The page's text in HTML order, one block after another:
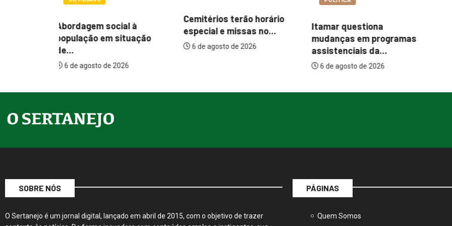
especial e missas no...
Itamar questiona
mudanças em programas
assistenciais da...
Abordagem social à
população em situação
de...
6 de agosto de 2026
SOBRE NÓS
O Sertanejo é um jornal digital, lançado em abril de 2015, com o objetivo de trazer
PÁGINAS
Quem Somos